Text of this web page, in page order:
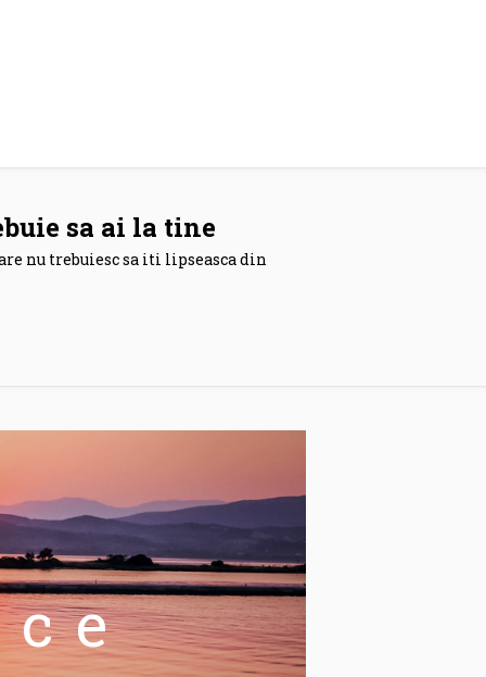
sa ai la tine
nu trebuiesc sa iti lipseasca din